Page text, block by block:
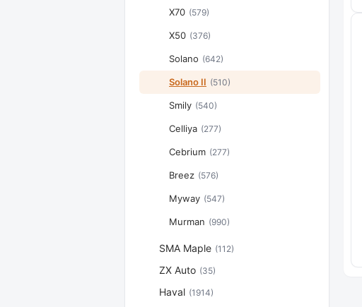
X70 (579)
X50 (376)
Solano (642)
Solano II (510)
Smily (540)
Celliya (277)
Cebrium (277)
Breez (576)
Myway (547)
Murman (990)
SMA Maple (112)
ZX Auto (35)
Haval (1914)